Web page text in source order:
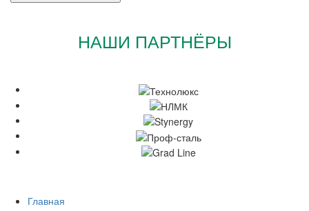
НАШИ ПАРТНЁРЫ
Главная